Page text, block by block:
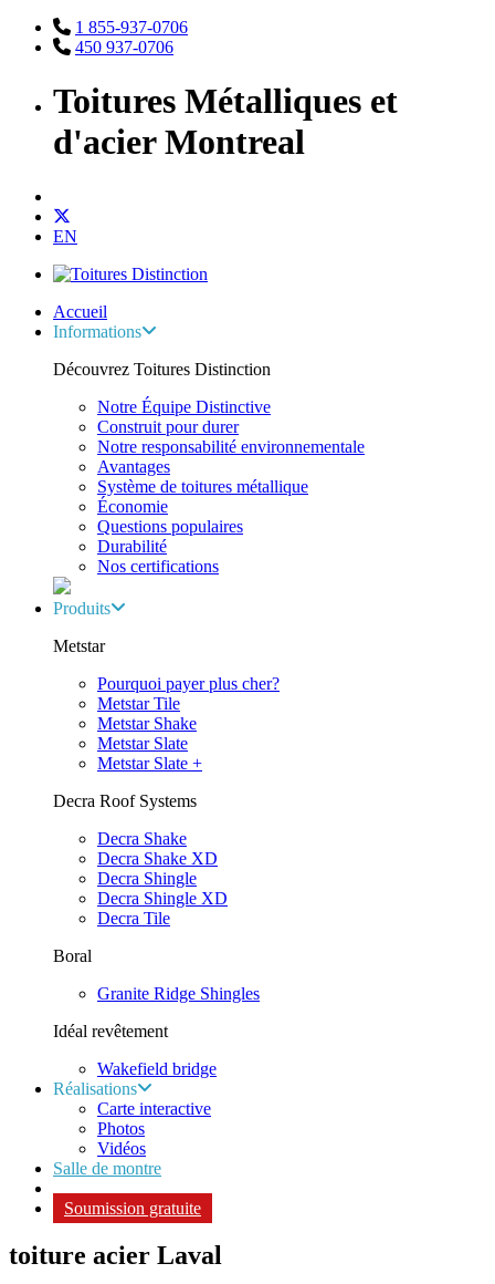
1 855-937-0706
450 937-0706
Toitures Métalliques et
d'acier Montreal
EN
Accueil
Informations
Découvrez Toitures Distinction
Notre Équipe Distinctive
Construit pour durer
Notre responsabilité environnementale
Avantages
Système de toitures métallique
Économie
Questions populaires
Durabilité
Nos certifications
Produits
Metstar
Pourquoi payer plus cher?
Metstar Tile
Metstar Shake
Metstar Slate
Metstar Slate +
Decra Roof Systems
Decra Shake
Decra Shake XD
Decra Shingle
Decra Shingle XD
Decra Tile
Boral
Granite Ridge Shingles
Idéal revêtement
Wakefield bridge
Réalisations
Carte interactive
Photos
Vidéos
Salle de montre
Soumission gratuite
toiture acier Laval